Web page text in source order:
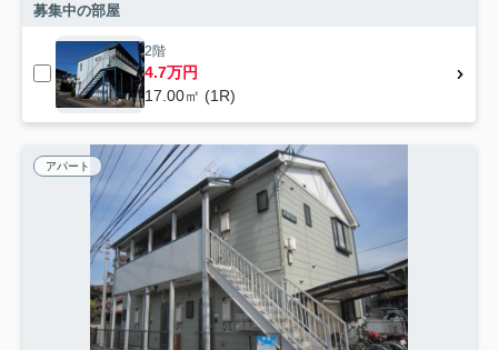
募集中の部屋
2階
4.7万円
17.00㎡ (1R)
アパート